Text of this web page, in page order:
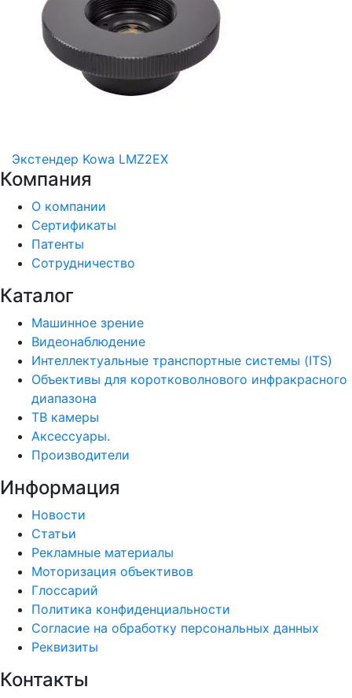
Экстендер Kowa LMZ2EX
Компания
О компании
Сертификаты
Патенты
Сотрудничество
Каталог
Машинное зрение
Видеонаблюдение
Интеллектуальные транспортные системы (ITS)
Объективы для коротковолнового инфракрасного
диапазона
ТВ камеры
Аксессуары.
Производители
Информация
Новости
Статьи
Рекламные материалы
Моторизация объективов
Глоссарий
Политика конфиденциальности
Согласие на обработку персональных данных
Реквизиты
Контакты